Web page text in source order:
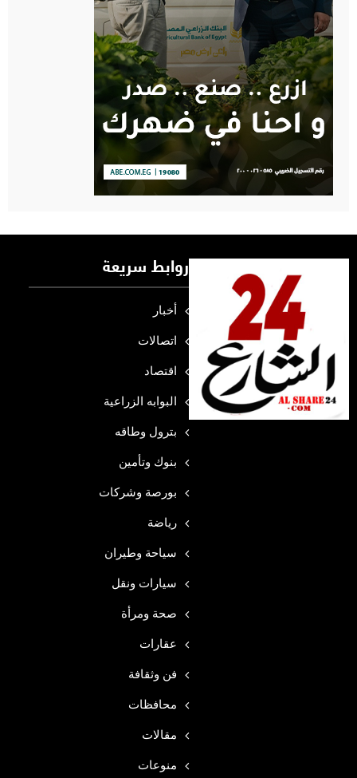
روابط سريعة
أخبار
اتصالات
اقتصاد
البوابه الزراعية
بترول وطاقه
بنوك وتأمين
بورصة وشركات
رياضة
سياحة وطيران
سيارات ونقل
صحة ومرأة
عقارات
فن وثقافة
محافظات
مقالات
منوعات